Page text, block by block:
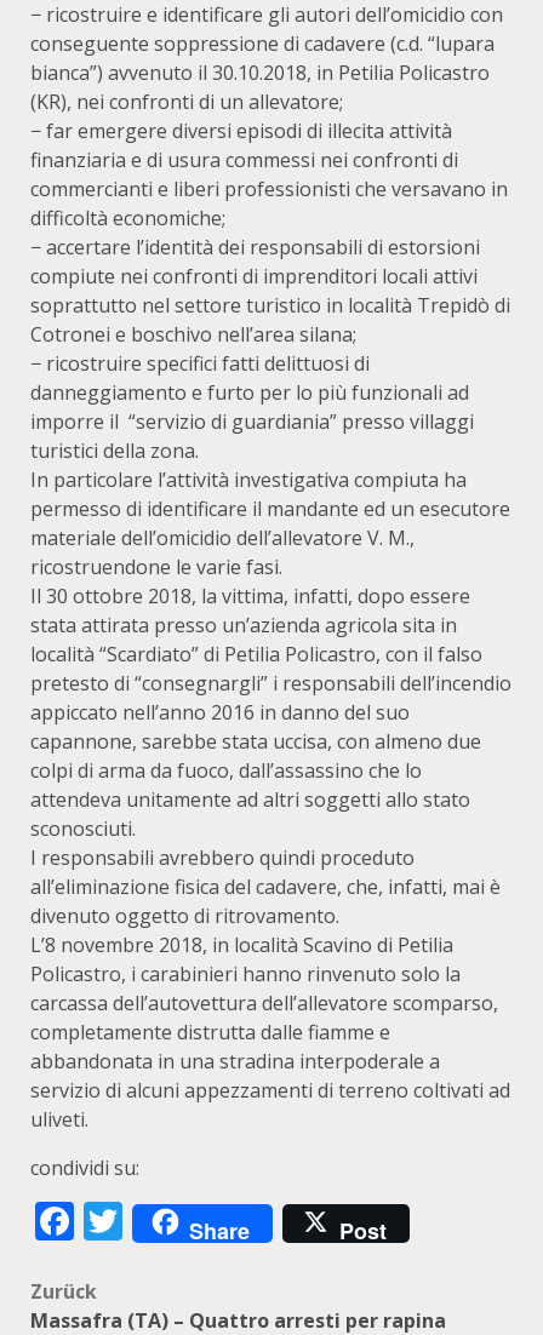
− ricostruire e identificare gli autori dell’omicidio con
conseguente soppressione di cadavere (c.d. “lupara
bianca”) avvenuto il 30.10.2018, in Petilia Policastro
(KR), nei confronti di un allevatore;
− far emergere diversi episodi di illecita attività
finanziaria e di usura commessi nei confronti di
commercianti e liberi professionisti che versavano in
difficoltà economiche;
− accertare l’identità dei responsabili di estorsioni
compiute nei confronti di imprenditori locali attivi
soprattutto nel settore turistico in località Trepidò di
Cotronei e boschivo nell’area silana;
− ricostruire specifici fatti delittuosi di
danneggiamento e furto per lo più funzionali ad
imporre il “servizio di guardiania” presso villaggi
turistici della zona.
In particolare l’attività investigativa compiuta ha
permesso di identificare il mandante ed un esecutore
materiale dell’omicidio dell’allevatore V. M.,
ricostruendone le varie fasi.
Il 30 ottobre 2018, la vittima, infatti, dopo essere
stata attirata presso un’azienda agricola sita in
località “Scardiato” di Petilia Policastro, con il falso
pretesto di “consegnargli” i responsabili dell’incendio
appiccato nell’anno 2016 in danno del suo
capannone, sarebbe stata uccisa, con almeno due
colpi di arma da fuoco, dall’assassino che lo
attendeva unitamente ad altri soggetti allo stato
sconosciuti.
I responsabili avrebbero quindi proceduto
all’eliminazione fisica del cadavere, che, infatti, mai è
divenuto oggetto di ritrovamento.
L’8 novembre 2018, in località Scavino di Petilia
Policastro, i carabinieri hanno rinvenuto solo la
carcassa dell’autovettura dell’allevatore scomparso,
completamente distrutta dalle fiamme e
abbandonata in una stradina interpoderale a
servizio di alcuni appezzamenti di terreno coltivati ad
uliveti.
condividi su:
Facebook
Twitter
Share Post
Beitragsnavigation
Zurück
Massafra (TA) – Quattro arresti per rapina